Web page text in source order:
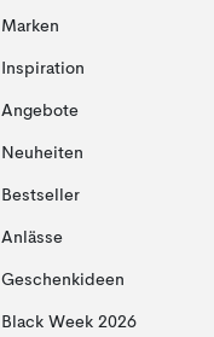
Marken
Inspiration
Angebote
Neuheiten
Bestseller
Anlässe
Geschenkideen
Black Week 2026